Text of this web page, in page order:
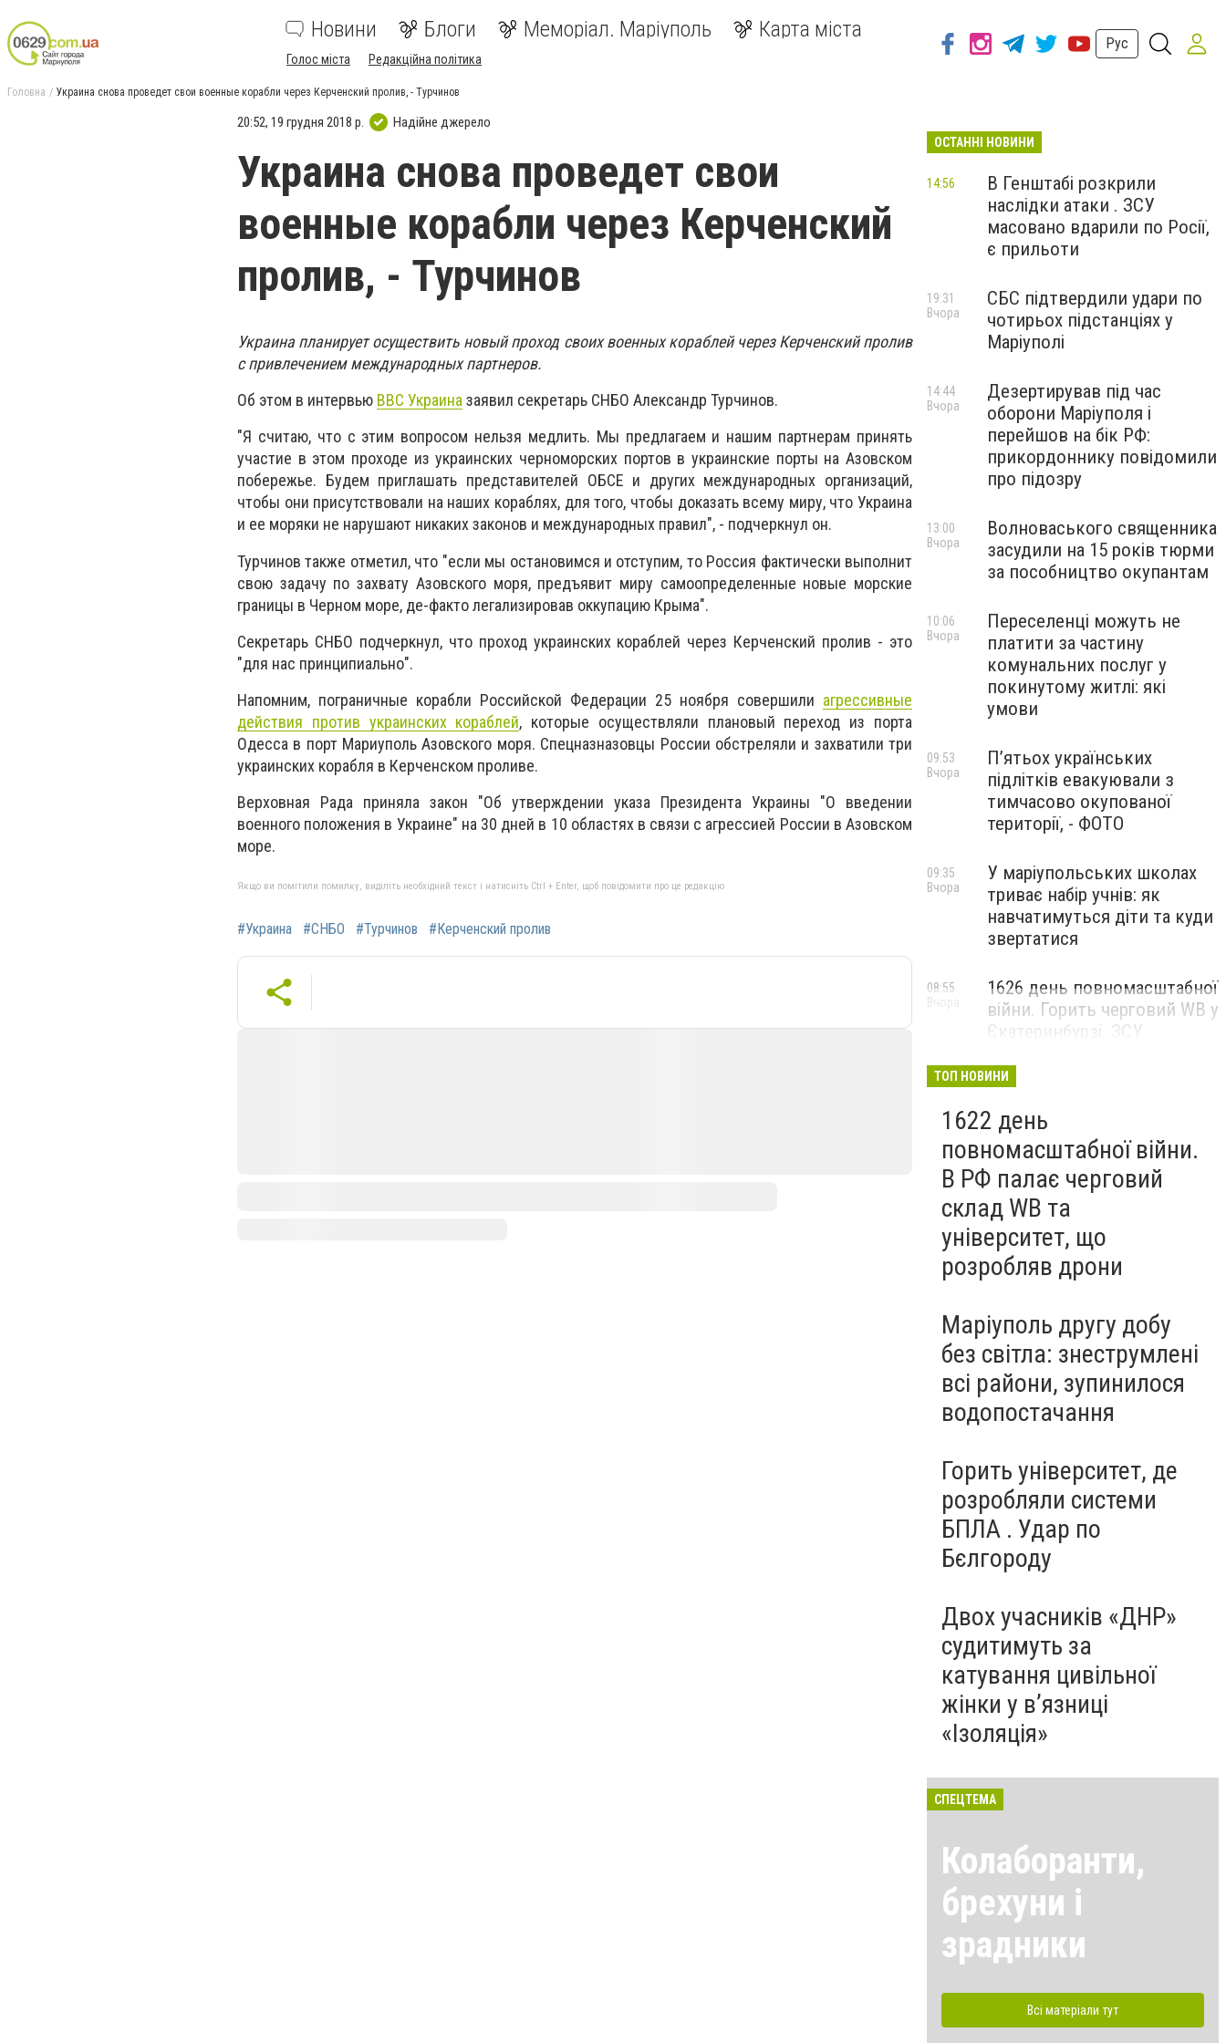
Новини Блоги Меморіал. Маріуполь Карта міста
Голос міста Редакційна політика
Рус
Головна Украина снова проведет свои военные корабли через Керченский пролив, - Турчинов
20:52, 19 грудня 2018 р. Надійне джерело
Украина снова проведет свои
военные корабли через Керченский
пролив, - Турчинов
Украина планирует осуществить новый проход своих военных кораблей через Керченский пролив
с привлечением международных партнеров.
Об этом в интервью ВВС Украина заявил секретарь СНБО Александр Турчинов.
"Я считаю, что с этим вопросом нельзя медлить. Мы предлагаем и нашим партнерам принять
участие в этом проходе из украинских черноморских портов в украинские порты на Азовском
побережье. Будем приглашать представителей ОБСЕ и других международных организаций,
чтобы они присутствовали на наших кораблях, для того, чтобы доказать всему миру, что Украина
и ее моряки не нарушают никаких законов и международных правил", - подчеркнул он.
Турчинов также отметил, что "если мы остановимся и отступим, то Россия фактически выполнит
свою задачу по захвату Азовского моря, предъявит миру самоопределенные новые морские
границы в Черном море, де-факто легализировав оккупацию Крыма".
Секретарь СНБО подчеркнул, что проход украинских кораблей через Керченский пролив - это
"для нас принципиально".
Напомним, пограничные корабли Российской Федерации 25 ноября совершили агрессивные
действия против украинских кораблей, которые осуществляли плановый переход из порта
Одесса в порт Мариуполь Азовского моря. Спецназназовцы России обстреляли и захватили три
украинских корабля в Керченском проливе.
Верховная Рада приняла закон "Об утверждении указа Президента Украины "О введении
военного положения в Украине" на 30 дней в 10 областях в связи с агрессией России в Азовском
море.
Якщо ви помітили помилку, виділіть необхідний текст і натисніть Ctrl + Enter, щоб повідомити про це редакцію
#Украина #СНБО #Турчинов #Керченский пролив
ОСТАННІ НОВИНИ
В Генштабі розкрили
наслідки атаки . ЗСУ
масовано вдарили по Росії,
є прильоти
14:56
СБС підтвердили удари по
чотирьох підстанціях у
Маріуполі
19:31
Вчора
Дезертирував під час
оборони Маріуполя і
перейшов на бік РФ:
прикордоннику повідомили
про підозру
14:44
Вчора
Волноваського священника
засудили на 15 років тюрми
за пособництво окупантам
13:00
Вчора
Переселенці можуть не
платити за частину
комунальних послуг у
покинутому житлі: які
умови
10:06
Вчора
П’ятьох українських
підлітків евакуювали з
тимчасово окупованої
території, - ФОТО
09:53
Вчора
У маріупольських школах
триває набір учнів: як
навчатимуться діти та куди
звертатися
09:35
Вчора
1626 день повномасштабної
війни. Горить черговий WB у
Єкатеринбурзі. ЗСУ
Маріуполі
08:55
Вчора
ТОП НОВИНИ
1622 день
повномасштабної війни.
В РФ палає черговий
склад WB та
університет, що
розробляв дрони
Маріуполь другу добу
без світла: знеструмлені
всі райони, зупинилося
водопостачання
Горить університет, де
розробляли системи
БПЛА . Удар по
Бєлгороду
Двох учасників «ДНР»
судитимуть за
катування цивільної
жінки у в’язниці
«Ізоляція»
СПЕЦТЕМА
Колаборанти,
брехуни і
зрадники
Всі матеріали тут